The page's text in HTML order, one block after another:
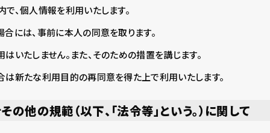
、個人情報を利用いたします。
には、事前に本人の同意を取ります。
いたしません。また、そのための措置を講じます。
新たな利用目的の再同意を得た上で利用いたします。
他の規範（以下、「法令等」という。）に関して